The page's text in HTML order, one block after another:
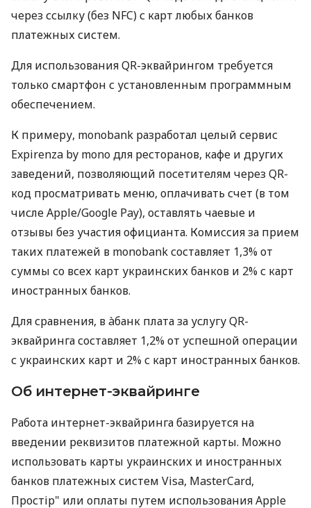
через ссылку (без NFC) с карт любых банков
платежных систем.
Для использования QR-эквайрингом требуется
только смартфон с установленным программным
обеспечением.
К примеру, monobank разработал целый сервис
Expirenza by mono для ресторанов, кафе и других
заведений, позволяющий посетителям через QR-
код просматривать меню, оплачивать счет (в том
числе Apple/Google Pay), оставлять чаевые и
отзывы без участия официанта. Комиссия за прием
таких платежей в monobank составляет 1,3% от
суммы со всех карт украинских банков и 2% с карт
иностранных банков.
Для сравнения, в àбанк плата за услугу QR-
эквайринга составляет 1,2% от успешной операции
с украинских карт и 2% с карт иностранных банков.
Об интернет-эквайринге
Работа интернет-эквайринга базируется на
введении реквизитов платежной карты. Можно
использовать карты украинских и иностранных
банков платежных систем Visa, MasterCard,
Простір" или оплаты путем использования Apple